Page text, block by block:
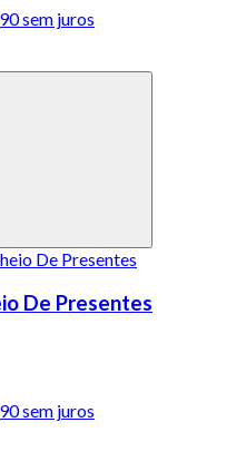
sem juros
De Presentes
sem juros